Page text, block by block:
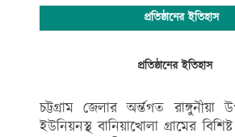
প্রধান শিক্ষক/সম্পাদক
প্রতিষ্ঠানের ইতিহাস
প্রতিষ্ঠানের ইতিহাস
চট্টগ্রাম জেলার অর্ন্তগত রাঙ্গুনীয়া
ইউনিয়নস্থ বানিয়াখোলা গ্রামের